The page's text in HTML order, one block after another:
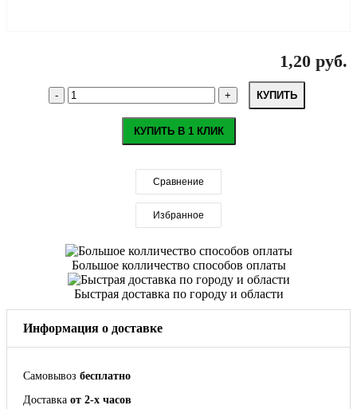
1,20 руб.
КУПИТЬ
КУПИТЬ В 1 КЛИК
Сравнение
Избранное
Большое колличество способов оплаты
Быстрая доставка по городу и области
Информация о доставке
Самовывоз бесплатно
Доставка от 2-х часов